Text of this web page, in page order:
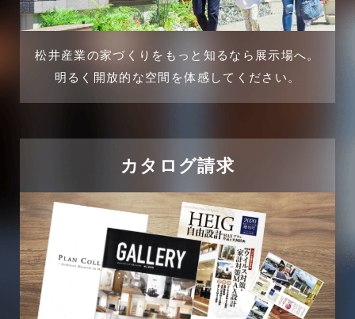
介護施設経営活用事例
企業誘致事例
住宅に関するよくある質問
商品情報
土地に関するよくある質問
土地活用事例
2024年12月
2024年11月
2024年9月
2024年7月
2024年6月
2024年5月
松井産業の家づくりをもっと知るなら展示場へ。
明るく開放的な空間を体感してください。
カタログ請求